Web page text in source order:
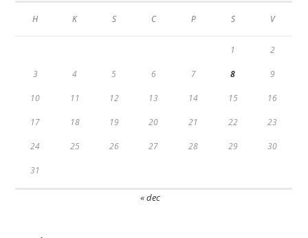
H K S C P S V
1 2
3 4 5 6 7 8 9
10 11 12 13 14 15 16
17 18 19 20 21 22 23
24 25 26 27 28 29 30
31
« dec